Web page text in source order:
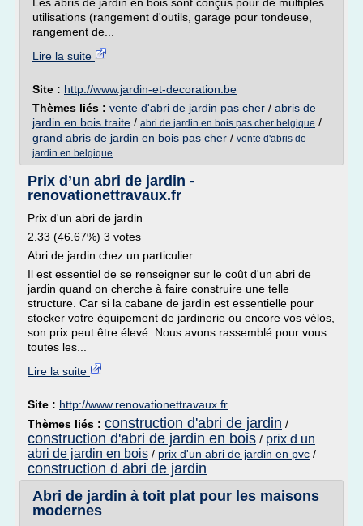
utilisations (rangement d'outils, garage pour tondeuse,
rangement de...
Lire la suite
Site : http://www.jardin-et-decoration.be
Thèmes liés : vente d'abri de jardin pas cher / abris de
jardin en bois traite / abri de jardin en bois pas cher belgique /
grand abris de jardin en bois pas cher / vente d'abris de
jardin en belgique
Prix d’un abri de jardin -
renovationettravaux.fr
Prix d'un abri de jardin
2.33 (46.67%) 3 votes
Abri de jardin chez un particulier.
Il est essentiel de se renseigner sur le coût d'un abri de
jardin quand on cherche à faire construire une telle
structure. Car si la cabane de jardin est essentielle pour
stocker votre équipement de jardinerie ou encore vos vélos,
son prix peut être élevé. Nous avons rassemblé pour vous
toutes les...
Lire la suite
Site : http://www.renovationettravaux.fr
Thèmes liés : construction d'abri de jardin /
construction d'abri de jardin en bois / prix d un
abri de jardin en bois / prix d'un abri de jardin en pvc /
construction d abri de jardin
Abri de jardin à toit plat pour les maisons
modernes